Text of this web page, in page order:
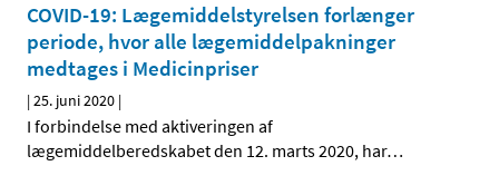
COVID-19: Lægemiddelstyrelsen forlænger
periode, hvor alle lægemiddelpakninger
medtages i Medicinpriser
|25. juni 2020 |
I forbindelse med aktiveringen af
lægemiddelberedskabet den 12. marts 2020, har…